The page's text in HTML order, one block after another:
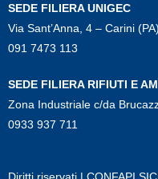
SEDE FILIERA UNIGEC
Via Sant’Anna, 4 – Carini (PA)
091 7473 113
SEDE FILIERA RIFIUTI E
Zona Industriale c/da
0933 937 711